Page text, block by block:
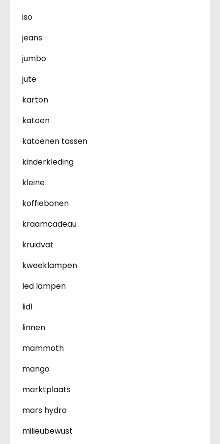
iso
jeans
jumbo
jute
karton
katoen
katoenen tassen
kinderkleding
kleine
koffiebonen
kraamcadeau
kruidvat
kweeklampen
led lampen
lidl
linnen
mammoth
mango
marktplaats
mars hydro
milieubewust